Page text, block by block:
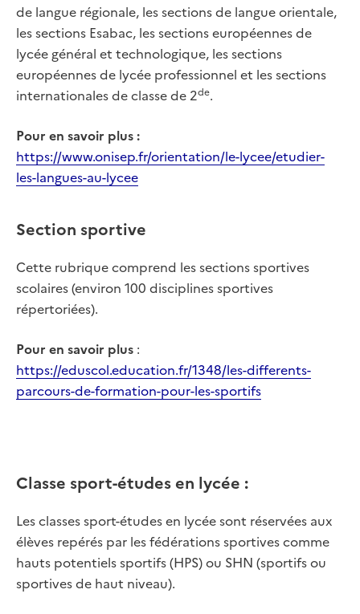
de langue régionale, les sections de langue orientale,
les sections Esabac, les sections européennes de
lycée général et technologique, les sections
européennes de lycée professionnel et les sections
internationales de classe de 2de.
Pour en savoir plus :
https://www.onisep.fr/orientation/le-lycee/etudier-
les-langues-au-lycee
Section sportive
Cette rubrique comprend les sections sportives
scolaires (environ 100 disciplines sportives
répertoriées).
Pour en savoir plus :
https://eduscol.education.fr/1348/les-differents-
parcours-de-formation-pour-les-sportifs
Classe sport-études en lycée :
Les classes sport-études en lycée sont réservées aux
élèves repérés par les fédérations sportives comme
hauts potentiels sportifs (HPS) ou SHN (sportifs ou
sportives de haut niveau).